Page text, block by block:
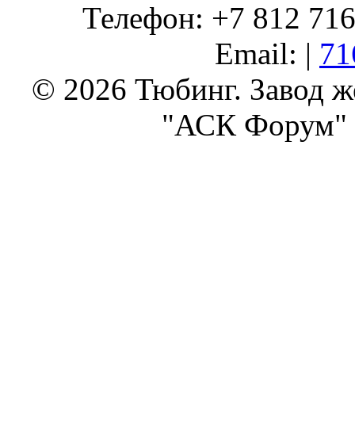
Телефон: +7 812
Email: |
© 2026 Тюбинг. Завод
"АСК Форум"